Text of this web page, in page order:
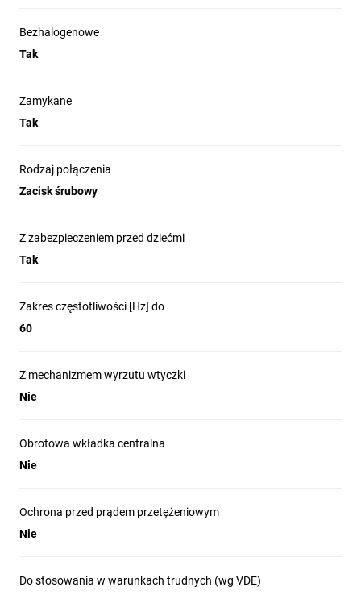
Bezhalogenowe
Tak
Zamykane
Tak
Rodzaj połączenia
Zacisk śrubowy
Z zabezpieczeniem przed dziećmi
Tak
Zakres częstotliwości [Hz] do
60
Z mechanizmem wyrzutu wtyczki
Nie
Obrotowa wkładka centralna
Nie
Ochrona przed prądem przetężeniowym
Nie
Do stosowania w warunkach trudnych (wg VDE)